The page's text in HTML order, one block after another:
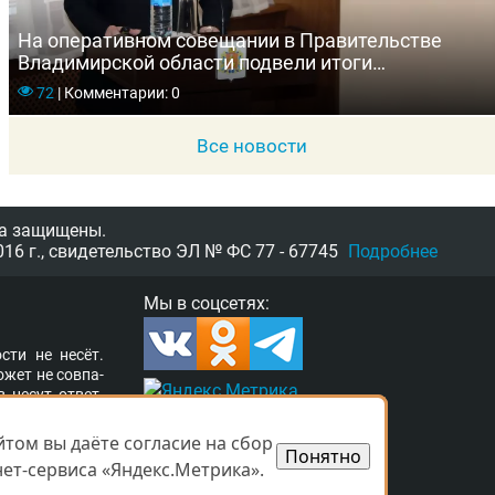
На оперативном совещании в Правительстве
Владимирской области подвели итоги
оздоровительной кампании-2023
72 |Комментарии: 0
Все новости
защищены.
г., свидетельство ЭЛ № ФС 77 - 67745 Подробнее
Мы в соцсетях:
не несёт.
не сов­па­
несут от­вет­
свя­зать­ся с
прав. Ва­ши
при­ня­ты.
вы даёте согласие на сбор
сервиса «Яндекс.Метрика».
Понятно
вы даёте согласие на сбор
сервиса «Яндекс.Метрика».
Понятно